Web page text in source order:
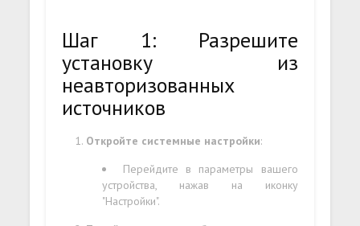
Шаг 1: Разрешите
установку из
неавторизованных
источников
Откройте системные настройки:
Перейдите в параметры вашего
устройства, нажав на иконку
"Настройки".